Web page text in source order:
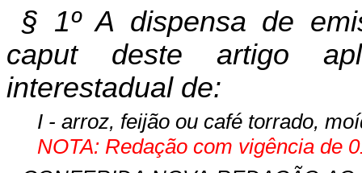
§ 1º A dispensa de
caput deste artigo
interestadual de:
I - arroz, feijão ou café torrado,
NOTA: Redação com vigência de